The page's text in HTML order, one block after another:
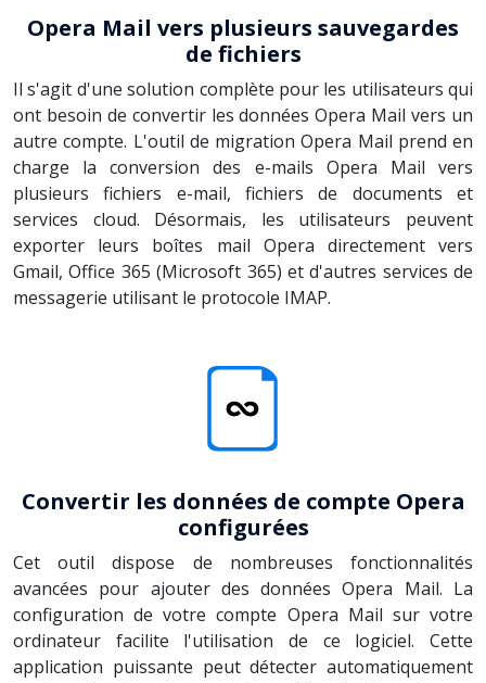
Opera Mail vers plusieurs sauvegardes
de fichiers
Il s'agit d'une solution complète pour les utilisateurs qui
ont besoin de convertir les données Opera Mail vers un
autre compte. L'outil de migration Opera Mail prend en
charge la conversion des e-mails Opera Mail vers
plusieurs fichiers e-mail, fichiers de documents et
services cloud. Désormais, les utilisateurs peuvent
exporter leurs boîtes mail Opera directement vers
Gmail, Office 365 (Microsoft 365) et d'autres services de
messagerie utilisant le protocole IMAP.
Convertir les données de compte Opera
configurées
Cet outil dispose de nombreuses fonctionnalités
avancées pour ajouter des données Opera Mail. La
configuration de votre compte Opera Mail sur votre
ordinateur facilite l'utilisation de ce logiciel. Cette
application puissante peut détecter automatiquement